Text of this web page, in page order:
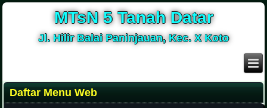
MTsN 5 Tanah Datar
Jl. Hilir Balai Paninjauan, Kec. X Koto
Daftar Menu Web